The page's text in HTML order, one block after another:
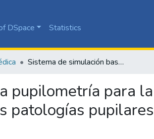
DSpace Statistics
Sistema de simulación basado en la pupilometría para la detección de posibles traumas craneoencefálicos y ciertas patologías pupilares
pupilometría para
patologías pupilares